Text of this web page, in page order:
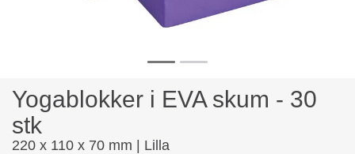
Yogablokker i EVA skum - 30
stk
220 x 110 x 70 mm | Lilla